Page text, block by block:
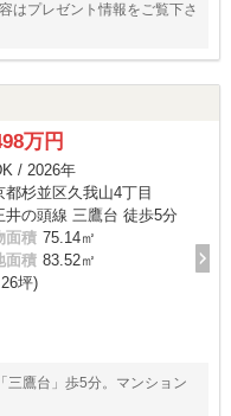
はプレゼント情報をご覧下さ
万円
/ 2026年
都杉並区久我山4丁目
井の頭線 三鷹台 徒歩5分
面積 75.14㎡
面積 83.52㎡
坪)
三鷹台」歩5分。マンション